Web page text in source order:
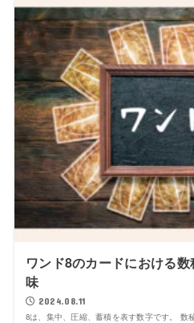
ワンド8のカードにおける
味
2024.08.11
8は、集中、圧縮、蓄積を表す数字です。 数